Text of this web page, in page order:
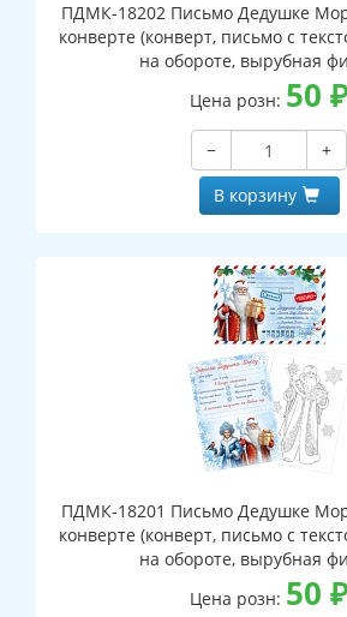
ПДМК-18202 Письмо Дедушке
конверте (конверт, письмо с
на обороте, вырубная
Цена розн: 50 ₽
−
+
В корзину
ПДМК-18201 Письмо Дедушке
конверте (конверт, письмо с
на обороте, вырубная
Цена розн: 50 ₽